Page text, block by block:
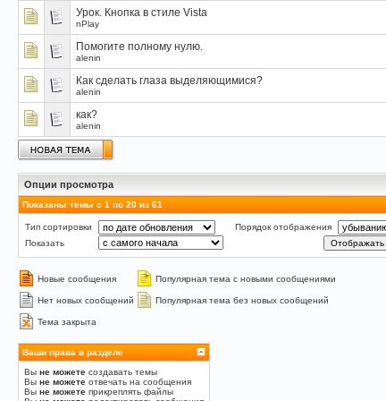
Урок. Кнопка в стиле Vista
nPlay
Помогите полному нулю.
alenin
Как cделать глаза выделяющимися?
alenin
как?
alenin
Опции просмотра
Показаны темы с 1 по 20 из 61
Тип сортировки
Порядок отображения
Показать
Новые сообщения Популярная тема с новыми сообщениями
Нет новых сообщений Популярная тема без новых сообщений
Тема закрыта
Ваши права в разделе
Вы не можете создавать темы
Вы не можете отвечать на сообщения
Вы не можете прикреплять файлы